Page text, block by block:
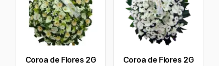
Coroa de Flores 2G
Coroa de Flores 2G